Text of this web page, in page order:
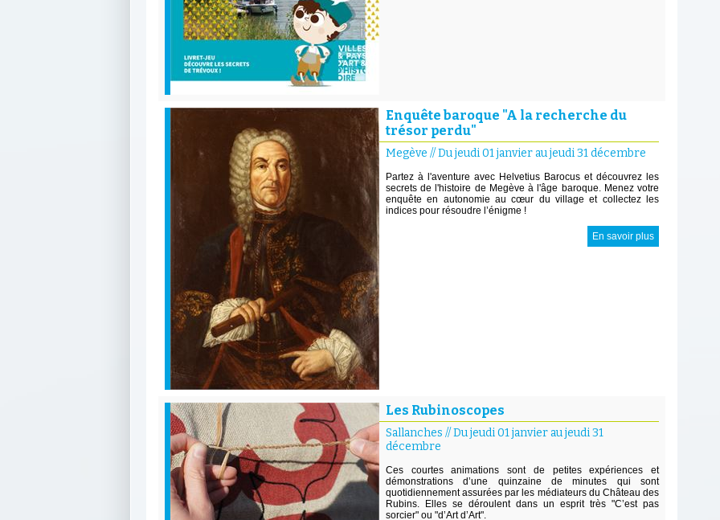
Enquête baroque "A la recherche du
trésor perdu"
Megève //Du jeudi 01 janvier au jeudi 31 décembre
Partez à l'aventure avec Helvetius Barocus et découvrez les
secrets de l'histoire de Megève à l'âge baroque. Menez votre
enquête en autonomie au cœur du village et collectez les
indices pour résoudre l’énigme !
En savoir plus
Les Rubinoscopes
Sallanches //Du jeudi 01 janvier au jeudi 31
décembre
Ces courtes animations sont de petites expériences et
démonstrations d’une quinzaine de minutes qui sont
quotidiennement assurées par les médiateurs du Château des
Rubins. Elles se déroulent dans un esprit très "C’est pas
sorcier" ou "d’Art d’Art".